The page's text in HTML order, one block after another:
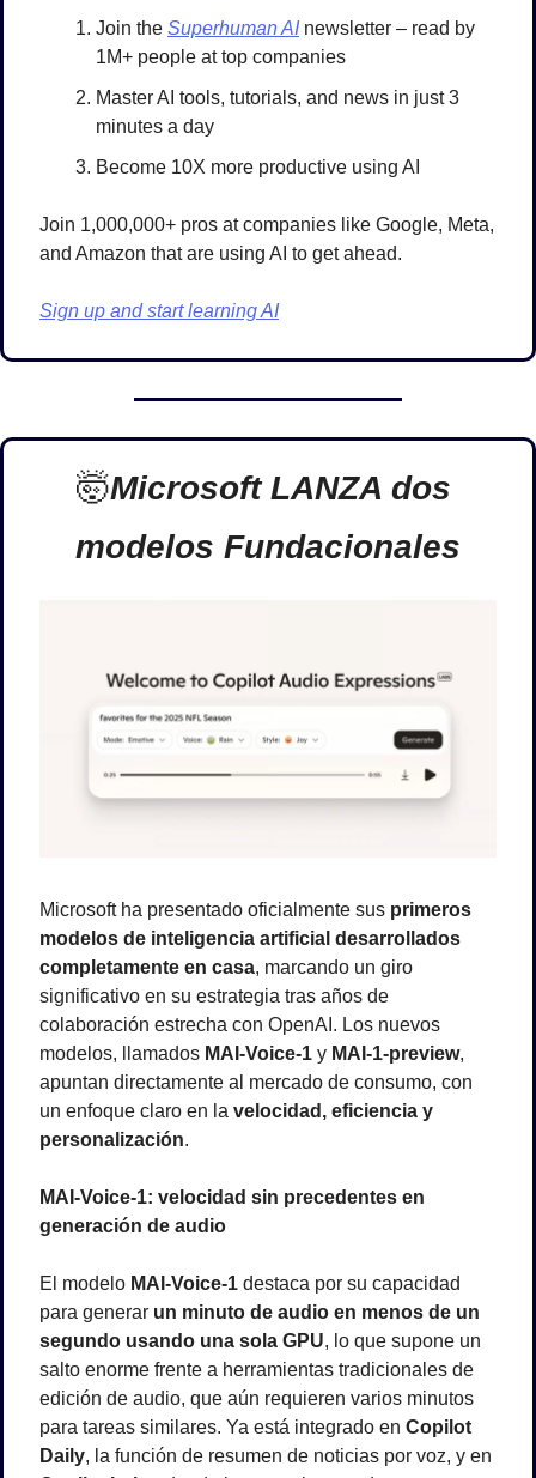
Join the Superhuman AI newsletter – read by
1M+ people at top companies
Master AI tools, tutorials, and news in just 3
minutes a day
Become 10X more productive using AI
Join 1,000,000+ pros at companies like Google, Meta,
and Amazon that are using AI to get ahead.
Sign up and start learning AI
🤯Microsoft LANZA dos
modelos Fundacionales
Microsoft ha presentado oficialmente sus primeros
modelos de inteligencia artificial desarrollados
completamente en casa, marcando un giro
significativo en su estrategia tras años de
colaboración estrecha con OpenAI. Los nuevos
modelos, llamados MAI-Voice-1 y MAI-1-preview,
apuntan directamente al mercado de consumo, con
un enfoque claro en la velocidad, eficiencia y
personalización.
MAI-Voice-1: velocidad sin precedentes en
generación de audio
El modelo MAI-Voice-1 destaca por su capacidad
para generar un minuto de audio en menos de un
segundo usando una sola GPU, lo que supone un
salto enorme frente a herramientas tradicionales de
edición de audio, que aún requieren varios minutos
para tareas similares. Ya está integrado en Copilot
Daily